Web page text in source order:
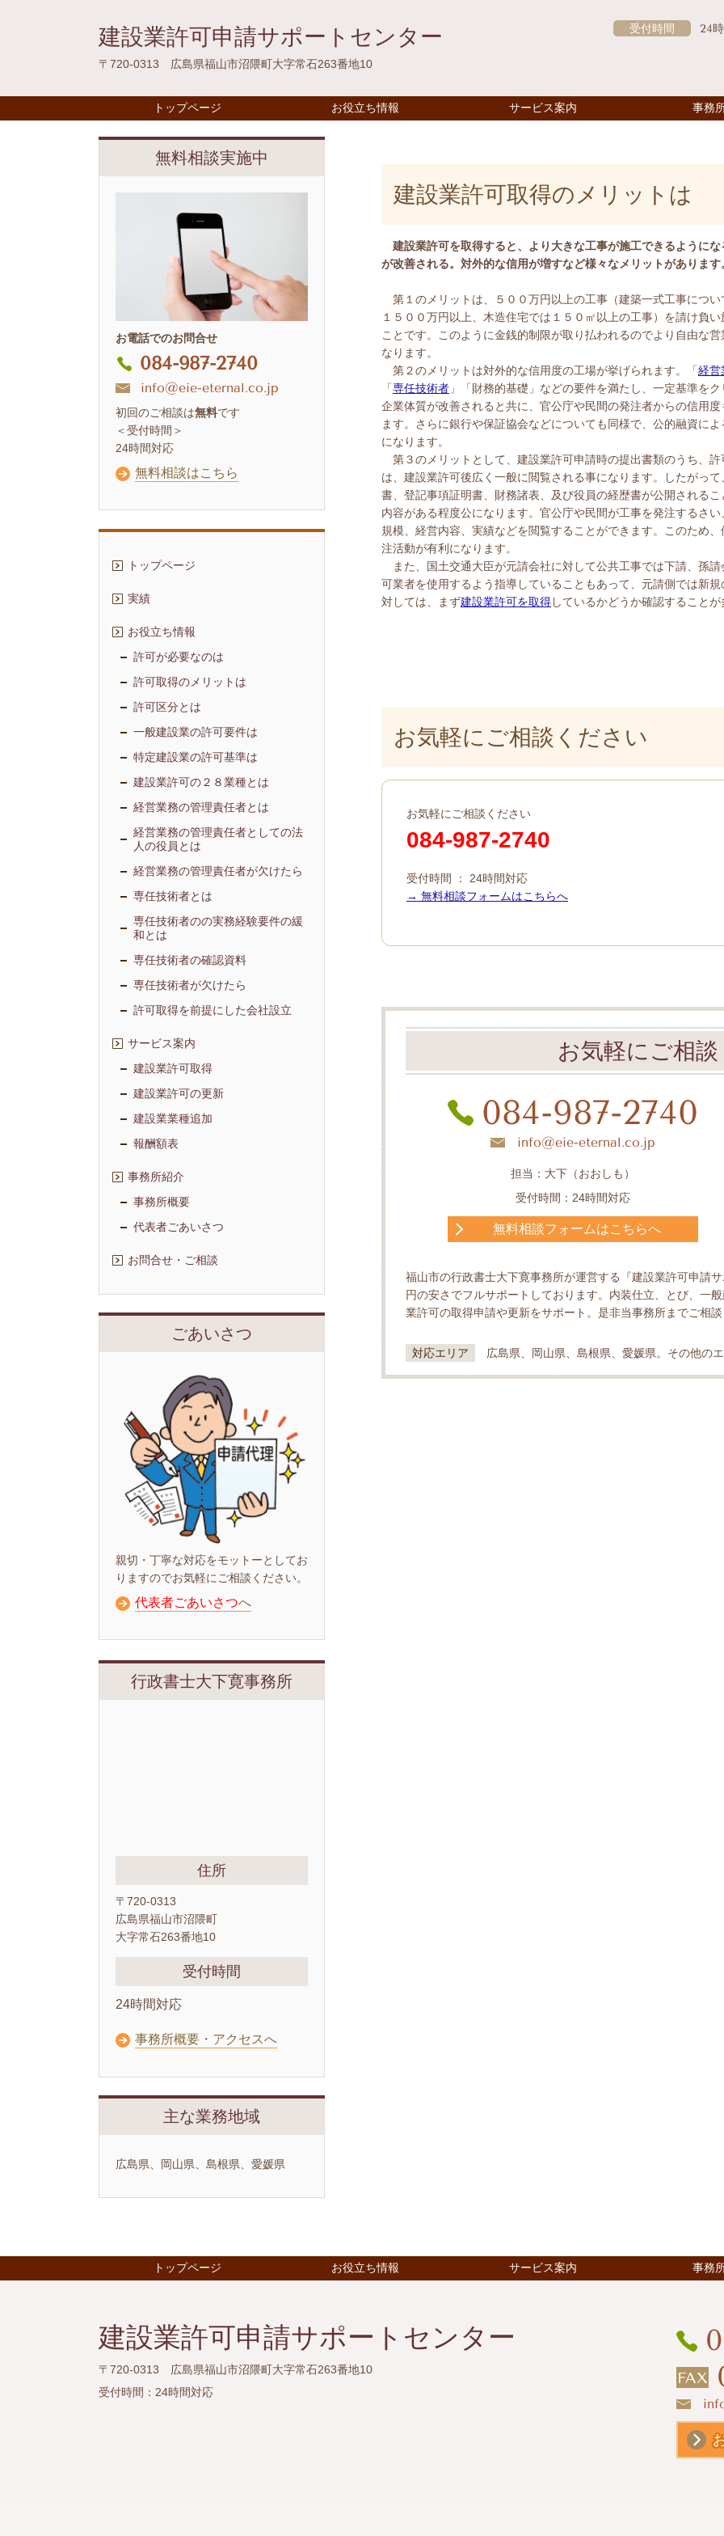
建設業許可申請サポートセンター
〒720-0313 広島県福山市沼隈町大字常石263番地10
受付時間 24
トップページ お役立ち情報 サービス案内 事務
建設業許可取得のメリットは
建設業許可を取得すると、より大きな工事が施工できるように
が改善される。対外的な信用が増すなど様々なメリットがあります
第１のメリットは、５００万円以上の工事（建築一式工事につ
１５００万円以上、木造住宅では１５０㎡以上の工事）を請け負
ことです。このように金銭的制限が取り払われるのでより自由な
なります。
第２のメリットは対外的な信用度の工場が挙げられます。「経営
「専任技術者 」「財務的基礎」などの要件を満たし、一定基準を
企業体質が改善されると共に、官公庁や民間の発注者からの信用
ます。さらに銀行や保証協会などについても同様で、公的融資に
になります。
第３のメリットとして、建設業許可申請時の提出書類のうち、許
は、建設業許可後広く一般に閲覧される事になります。したがっ
書、登記事項証明書、財務諸表、及び役員の経歴書が公開される
内容がある程度公になります。官公庁や民間が工事を発注するさ
規模、経営内容、実績などを閲覧することができます。このため
注活動が有利になります。
また、国土交通大臣が元請会社に対して公共工事では下請、孫請
可業者を使用するよう指導していることもあって、元請側では新
対しては、まず建設業許可を取得しているかどうか確認すること
お気軽にご相談ください
お気軽にご相談ください
084-987-2740
受付時間 ： 24時間対応
→ 無料相談フォームはこちらへ
お気軽にご相
084-987-2740
info@eie-eternal.co.jp
担当：大下（おおしも）
受付時間：24時間対応
無料相談フォームはこちらへ
福山市の行政書士大下寛事務所が運営する『建設業許可申請
円の安さでフルサポートしております。内装仕立、とび、一
業許可の取得申請や更新をサポート。是非当事務所までご相
対応エリア 広島県、岡山県、島根県、愛媛県。その他の
無料相談実施中
お電話でのお問合せ
084-987-2740
info@eie-eternal.co.jp
初回のご相談は無料です
＜受付時間＞
24時間対応
無料相談はこちら
トップページ
実績
お役立ち情報
許可が必要なのは
許可取得のメリットは
許可区分とは
一般建設業の許可要件は
特定建設業の許可基準は
建設業許可の２８業種とは
経営業務の管理責任者とは
経営業務の管理責任者としての法
人の役員とは
経営業務の管理責任者が欠けたら
専任技術者とは
専任技術者のの実務経験要件の緩
和とは
専任技術者の確認資料
専任技術者が欠けたら
許可取得を前提にした会社設立
サービス案内
建設業許可取得
建設業許可の更新
建設業業種追加
報酬額表
事務所紹介
事務所概要
代表者ごあいさつ
お問合せ・ご相談
ごあいさつ
親切・丁寧な対応をモットーとしてお
りますのでお気軽にご相談ください。
代表者ごあいさつへ
行政書士大下寛事務所
住所
〒720-0313
広島県福山市沼隈町
大字常石263番地10
受付時間
24時間対応
事務所概要・アクセスへ
主な業務地域
広島県、岡山県、島根県、愛媛県
トップページ お役立ち情報 サービス案内 事務
建設業許可申請サポートセンター
〒720-0313 広島県福山市沼隈町大字常石263番地10
受付時間： 24時間対応